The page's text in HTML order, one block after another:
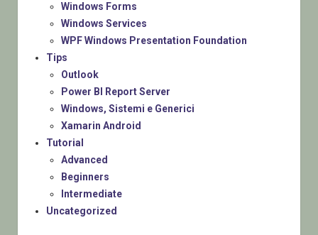
Windows Forms
Windows Services
WPF Windows Presentation Foundation
Tips
Outlook
Power BI Report Server
Windows, Sistemi e Generici
Xamarin Android
Tutorial
Advanced
Beginners
Intermediate
Uncategorized